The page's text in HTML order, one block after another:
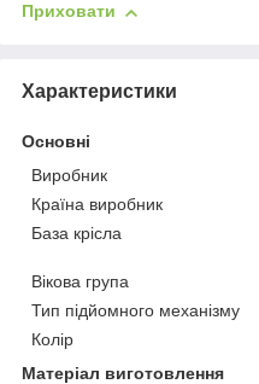
Приховати
Характеристики
Основні
Виробник
Країна виробник
База крісла
Вікова група
Тип підйомного механізму
Колір
Матеріал виготовлення